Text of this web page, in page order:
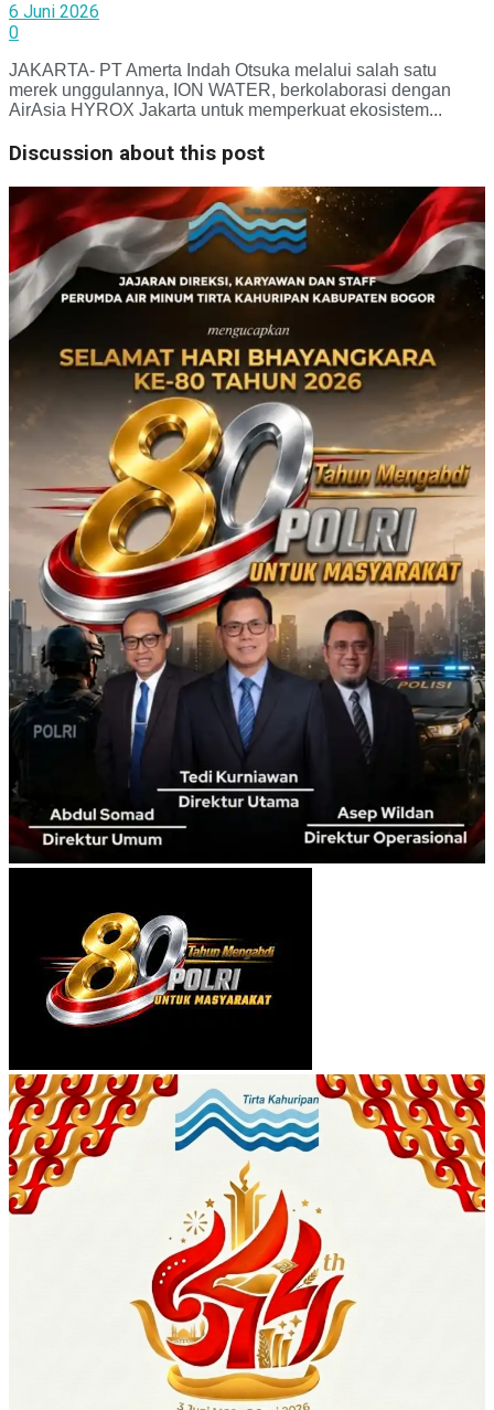
6 Juni 2026
0
JAKARTA- PT Amerta Indah Otsuka melalui salah satu
merek unggulannya, ION WATER, berkolaborasi dengan
AirAsia HYROX Jakarta untuk memperkuat ekosistem...
Discussion about this post